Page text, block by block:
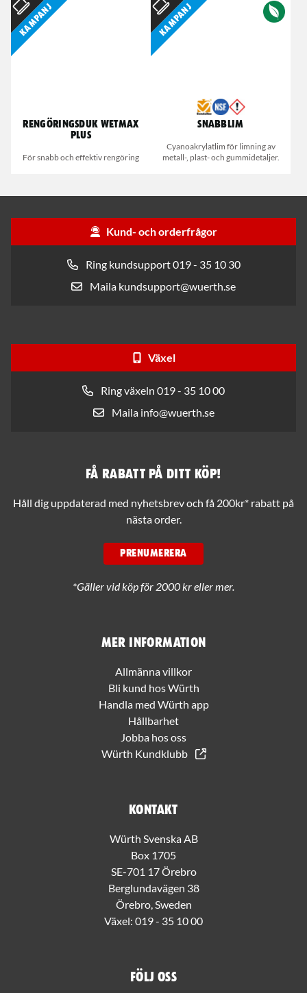
Kampanj
Rengöringsduk Wetmax
Plus
För snabb och effektiv rengöring
Kampanj
Snabblim
Cyanoakrylatlim för limning av
metall-, plast- och gummidetaljer.
Kund- och orderfrågor
Ring kundsupport 019 - 35 10 30
Maila kundsupport@wuerth.se
Växel
Ring växeln 019 - 35 10 00
Maila info@wuerth.se
Mer information
Allmänna villkor
Bli kund hos Würth
Handla med Würth app
Hållbarhet
Jobba hos oss
Würth Kundklubb
Kontakt
Würth Svenska AB
Box 1705
SE-701 17 Örebro
Berglundavägen 38
Örebro, Sweden
Växel: 019 - 35 10 00
Följ oss
Få rabatt på ditt köp!
Håll dig uppdaterad med nyhetsbrev och få 200kr* rabatt på
nästa order.
PRENUMERERA
*Gäller vid köp för 2000 kr eller mer.